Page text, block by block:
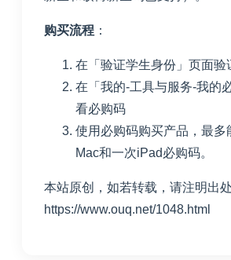
购买流程 ：
在「 验证学生身份 」页面验
在「我的-工具与服务-我的
看必购码
使用必购码购买产品，最多
Mac和一次iPad必购码。
本站原创，如若转载，请注明出处
https://www.ouq.net/1048.html